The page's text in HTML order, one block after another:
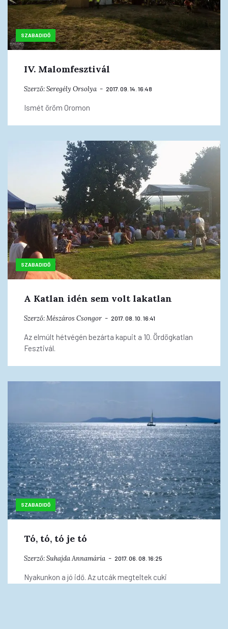
SZABADIDŐ
IV. Malomfesztivál
Szerző:Seregély Orsolya 2017. 09. 14. 16:48
Ismét öröm Oromon
SZABADIDŐ
A Katlan idén sem volt lakatlan
Szerző:Mészáros Csongor 2017. 08. 10. 16:41
Az elmúlt hétvégén bezárta kapuit a 10. Ördögkatlan
Fesztivál.
SZABADIDŐ
Tó, tó, tó je tó
Szerző:Suhajda Annamária 2017. 06. 08. 16:25
Nyakunkon a jó idő. Az utcák megteltek cuki